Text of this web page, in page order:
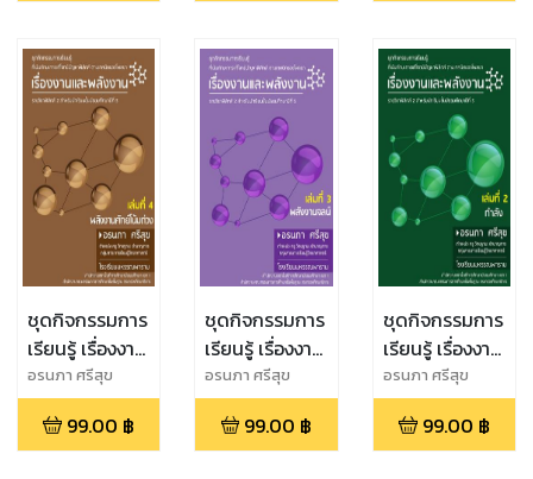
ชุดกิจกรรมการ
เรียนรู้ เรื่องงาน
และพลังงาน
เล่มที่ 4
พลังงานศักย์
อรนภา ศรีสุข
99.00 ฿
ชุดกิจกรรมการ
เรียนรู้ เรื่องงาน
และพลังงาน
เล่มที่ 3
พลังงานจลน์
อรนภา ศรีสุข
99.00 ฿
ชุดกิจกรรมการ
เรียนรู้ เรื่องงาน
และพลังงาน
เล่มที่ 2 กำลัง
อรนภา ศรีสุข
99.00 ฿